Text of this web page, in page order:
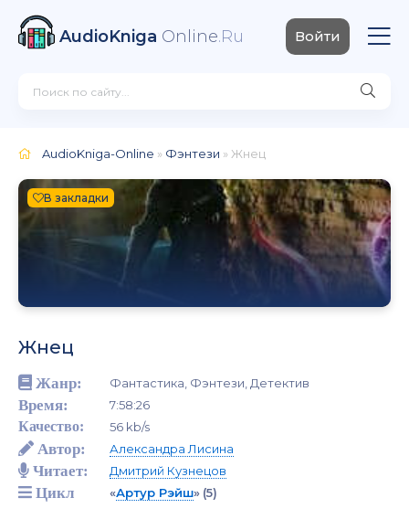
AudioKniga Online.Ru Войти
AudioKniga-Online » Фэнтези » Жнец
В закладки
Жнец
Жанр: Фантастика, Фэнтези, Детектив
Время:
7:58:26
Качество:
56 kb/s
Автор: Александра Лисина
Читает: Дмитрий Кузнецов
Цикл «Артур Рэйш» (5)